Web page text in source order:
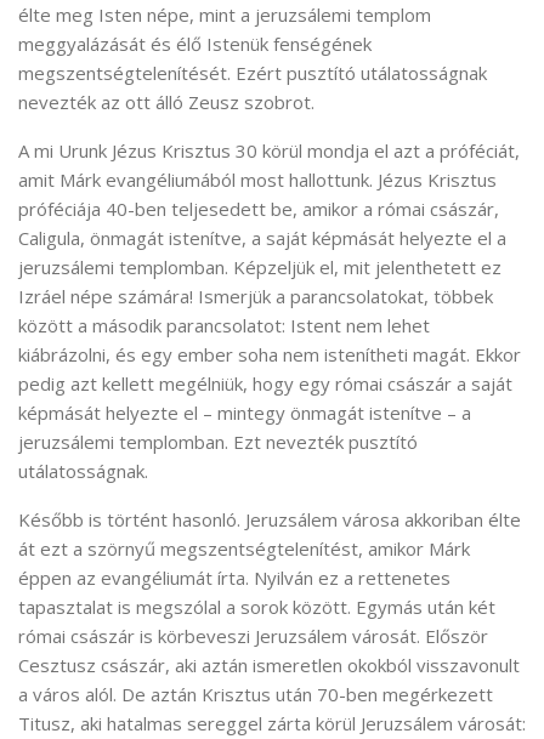
élte meg Isten népe, mint a jeruzsálemi templom
meggyalázását és élő Istenük fenségének
megszentségtelenítését. Ezért pusztító utálatosságnak
nevezték az ott álló Zeusz szobrot.
A mi Urunk Jézus Krisztus 30 körül mondja el azt a próféciát,
amit Márk evangéliumából most hallottunk. Jézus Krisztus
próféciája 40-ben teljesedett be, amikor a római császár,
Caligula, önmagát istenítve, a saját képmását helyezte el a
jeruzsálemi templomban. Képzeljük el, mit jelenthetett ez
Izráel népe számára! Ismerjük a parancsolatokat, többek
között a második parancsolatot: Istent nem lehet
kiábrázolni, és egy ember soha nem istenítheti magát. Ekkor
pedig azt kellett megélniük, hogy egy római császár a saját
képmását helyezte el – mintegy önmagát istenítve – a
jeruzsálemi templomban. Ezt nevezték pusztító
utálatosságnak.
Később is történt hasonló. Jeruzsálem városa akkoriban élte
át ezt a szörnyű megszentségtelenítést, amikor Márk
éppen az evangéliumát írta. Nyilván ez a rettenetes
tapasztalat is megszólal a sorok között. Egymás után két
római császár is körbeveszi Jeruzsálem városát. Először
Cesztusz császár, aki aztán ismeretlen okokból visszavonult
a város alól. De aztán Krisztus után 70-ben megérkezett
Titusz, aki hatalmas sereggel zárta körül Jeruzsálem városát: